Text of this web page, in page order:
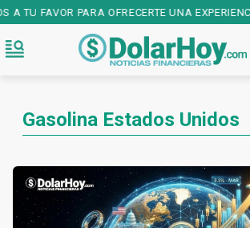
TU FAVOR PARA OFRECERTE UNA
Gasolina Estados Unidos